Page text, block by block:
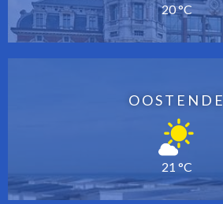
20 °C
OOSTENDE
21 °C